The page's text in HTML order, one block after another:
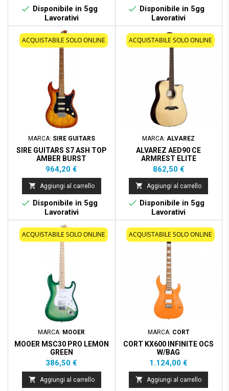
 Disponibile in 5gg
Lavorativi
 Disponibile in 5gg
Lavorativi
ACQUISTABILE SOLO ONLINE
MARCA: SIRE GUITARS
SIRE GUITARS S7 ASH TOP
AMBER BURST
Prezzo
964,20 €
 Aggiungi al carrello
 Disponibile in 5gg
Lavorativi
ACQUISTABILE SOLO ONLINE
MARCA: ALVAREZ
ALVAREZ AED90 CE
ARMREST ELITE
Prezzo
862,50 €
 Aggiungi al carrello
 Disponibile in 5gg
Lavorativi
ACQUISTABILE SOLO ONLINE
MARCA: MOOER
MOOER MSC30 PRO LEMON
GREEN
Prezzo
386,50 €
 Aggiungi al carrello
ACQUISTABILE SOLO ONLINE
MARCA: CORT
CORT KX600 INFINITE OCS
W/BAG
Prezzo
1.124,00 €
 Aggiungi al carrello